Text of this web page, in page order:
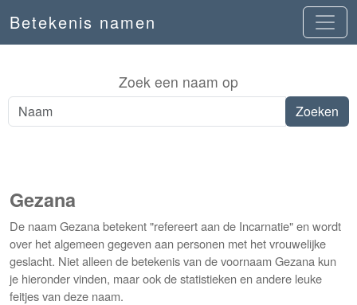
Betekenis namen
Zoek een naam op
Gezana
De naam Gezana betekent "refereert aan de Incarnatie" en wordt
over het algemeen gegeven aan personen met het vrouwelijke
geslacht. Niet alleen de betekenis van de voornaam Gezana kun
je hieronder vinden, maar ook de statistieken en andere leuke
feitjes van deze naam.